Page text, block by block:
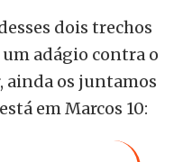
dois trechos
adágio contra o
ainda os juntamos
em Marcos 10: